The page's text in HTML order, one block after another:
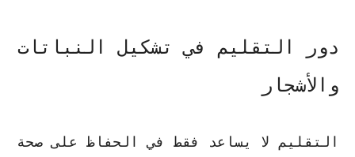
دور التقليم في تشكيل النباتات
والأشجار
التقليم لا يساعد فقط في الحفاظ على صحة